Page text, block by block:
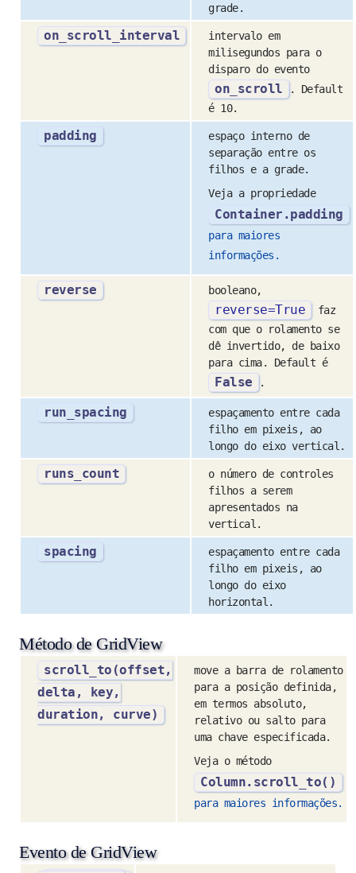
grade.
on_scroll_interval
intervalo em
milisegundos para o
disparo do evento
on_scroll
. Default
é 10.
padding
espaço interno de
separação entre os
filhos e a grade.
Veja a propriedade
Container.padding
para maiores
informações.
reverse booleano,
reverse=True
faz
com que o rolamento se
dê invertido, de baixo
para cima. Default é
False .
run_spacing
espaçamento entre cada
filho em pixeis, ao
longo do eixo vertical.
runs_count
o número de controles
filhos a serem
apresentados na
vertical.
spacing
espaçamento entre cada
filho em pixeis, ao
longo do eixo
horizontal.
Método de GridView
scroll_to(offset,
delta, key,
duration, curve)
move a barra de rolamento
para a posição definida,
em termos absoluto,
relativo ou salto para
uma chave especificada.
Veja o método
Column.scroll_to()
para maiores informações.
Evento de GridView